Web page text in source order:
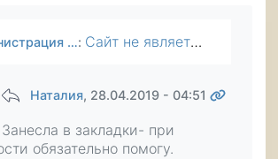
…: Сайт не является благотворительной организацией и поэтому сам по себе он никому не помогает, хотя сотрудники и делают периодически пожертвования наряду с другими пользователями. Преимущество сайта в…
Наталия, 28.04.2019 - 04:51
Занесла в закладки- при
обязательно помогу.